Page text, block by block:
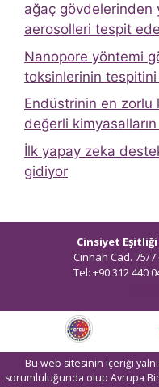
ağaç gövdelerinden
aerosolleri tespit
Nanopore yöntemi
toksinlerinin
Endüstrinin en zorlu
değerli
İlk yapay zeka
gidiyor
Cinsiyet
Cinnah Cad. 75/
Tel: +90 312 440
Bu web sitesinin içeriği
sorumluluğunda olup Avrupa